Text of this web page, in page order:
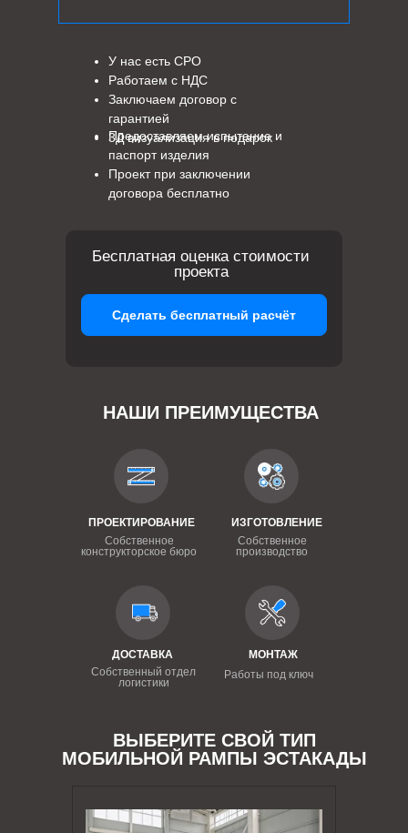
Предоставляем испытание и
паспорт изделия
Проект при заключении
договора бесплатно
У нас есть СРО
Работаем с НДС
Заключаем договор с
гарантией
3Д визуализация в подарок
НАШИ ПРЕИМУЩЕСТВА
ПРОЕКТИРОВАНИЕ
Собственное
конструкторское бюро
ИЗГОТОВЛЕНИЕ
Собственное
производство
ДОСТАВКА
Собственный отдел
логистики
МОНТАЖ
Работы под ключ
Бесплатная оценка стоимости
проекта
Сделать бесплатный расчёт
ВЫБЕРИТЕ СВОЙ ТИП
МОБИЛЬНОЙ РАМПЫ ЭСТАКАДЫ